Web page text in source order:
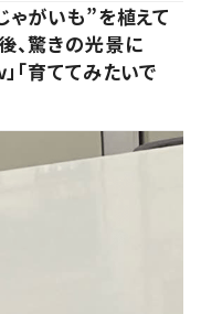
ゃがいも”を植えて
驚きの光景に
「育ててみたいで